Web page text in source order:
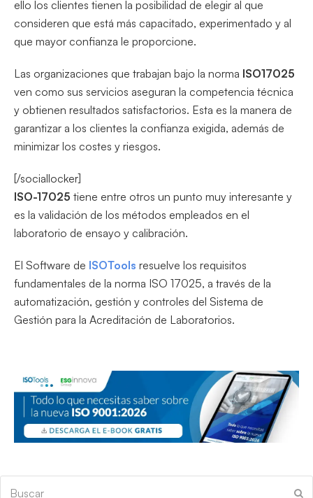
ello los clientes tienen la posibilidad de elegir al que
consideren que está más capacitado, experimentado y al
que mayor confianza le proporcione.
Las organizaciones que trabajan bajo la norma ISO17025
ven como sus servicios aseguran la competencia técnica
y obtienen resultados satisfactorios. Esta es la manera de
garantizar a los clientes la confianza exigida, además de
minimizar los costes y riesgos.
[/sociallocker]
ISO-17025 tiene entre otros un punto muy interesante y
es la validación de los métodos empleados en el
laboratorio de ensayo y calibración.
El Software de ISOTools resuelve los requisitos
fundamentales de la norma ISO 17025, a través de la
automatización, gestión y controles del Sistema de
Gestión para la Acreditación de Laboratorios.